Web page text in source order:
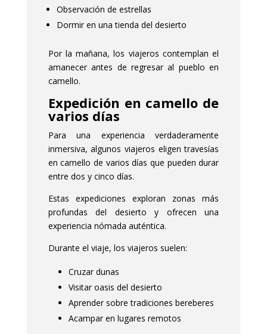
Observación de estrellas
Dormir en una tienda del desierto
Por la mañana, los viajeros contemplan el
amanecer antes de regresar al pueblo en
camello.
Expedición en camello de
varios días
Para una experiencia verdaderamente
inmersiva, algunos viajeros eligen travesías
en camello de varios días que pueden durar
entre dos y cinco días.
Estas expediciones exploran zonas más
profundas del desierto y ofrecen una
experiencia nómada auténtica.
Durante el viaje, los viajeros suelen:
Cruzar dunas
Visitar oasis del desierto
Aprender sobre tradiciones bereberes
Acampar en lugares remotos